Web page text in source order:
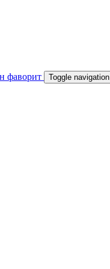
Toggle navigation